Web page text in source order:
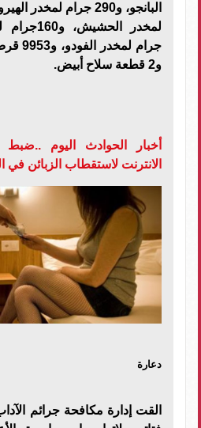
جرام
و2 قطعة سلاح أبيض.
أخبار الحوادث اليوم
الانترنت لاستقطاب الزبائن في
دعارة
القت إدارة مكافحة جرائم